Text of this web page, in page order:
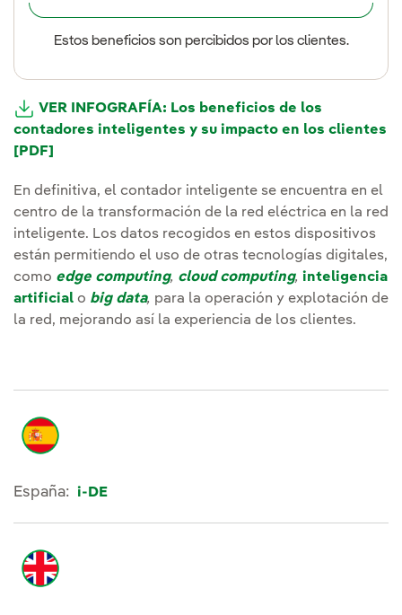
Estos beneficios son percibidos por los clientes.
VER INFOGRAFÍA: Los beneficios de los
contadores inteligentes y su impacto en los clientes
[PDF]
En definitiva, el contador inteligente se encuentra en el
centro de la transformación de la red eléctrica en la red
inteligente. Los datos recogidos en estos dispositivos
están permitiendo el uso de otras tecnologías digitales,
como edge computing, cloud computing, inteligencia
artificial o big data, para la operación y explotación de
la red, mejorando así la experiencia de los clientes.
España: i-DE